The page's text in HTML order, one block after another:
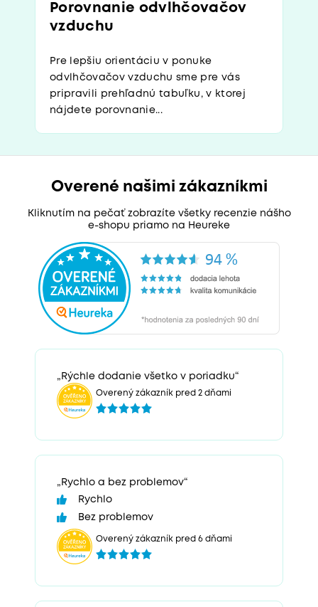
Porovnanie odvlhčovačov
vzduchu
Pre lepšiu orientáciu v ponuke
odvlhčovačov vzduchu sme pre vás
pripravili prehľadnú tabuľku, v ktorej
nájdete porovnanie...
Overené našimi zákazníkmi
Kliknutím na pečať zobrazíte všetky recenzie nášho
e-shopu priamo na Heureke
„Rýchle dodanie všetko v poriadku“
Overený zákazník pred 2 dňami
„Rychlo a bez problemov“
Rychlo
Bez problemov
Overený zákazník pred 6 dňami